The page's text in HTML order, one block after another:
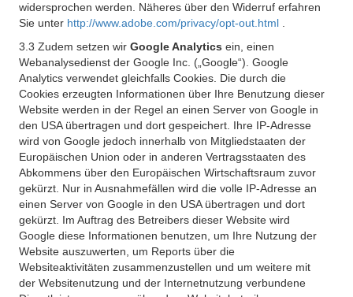
widersprochen werden. Näheres über den Widerruf erfahren
Sie unter http://www.adobe.com/privacy/opt-out.html
3.3 Zudem setzen wir Google Analytics ein, einen
Webanalysedienst der Google Inc. („Google“). Google
Analytics verwendet gleichfalls Cookies. Die durch die
Cookies erzeugten Informationen über Ihre Benutzung dieser
Website werden in der Regel an einen Server von Google in
den USA übertragen und dort gespeichert. Ihre IP-Adresse
wird von Google jedoch innerhalb von Mitgliedstaaten der
Europäischen Union oder in anderen Vertragsstaaten des
Abkommens über den Europäischen Wirtschaftsraum zuvor
gekürzt. Nur in Ausnahmefällen wird die volle IP-Adresse an
einen Server von Google in den USA übertragen und dort
gekürzt. Im Auftrag des Betreibers dieser Website wird
Google diese Informationen benutzen, um Ihre Nutzung der
Website auszuwerten, um Reports über die
Websiteaktivitäten zusammenzustellen und um weitere mit
der Websitenutzung und der Internetnutzung verbundene